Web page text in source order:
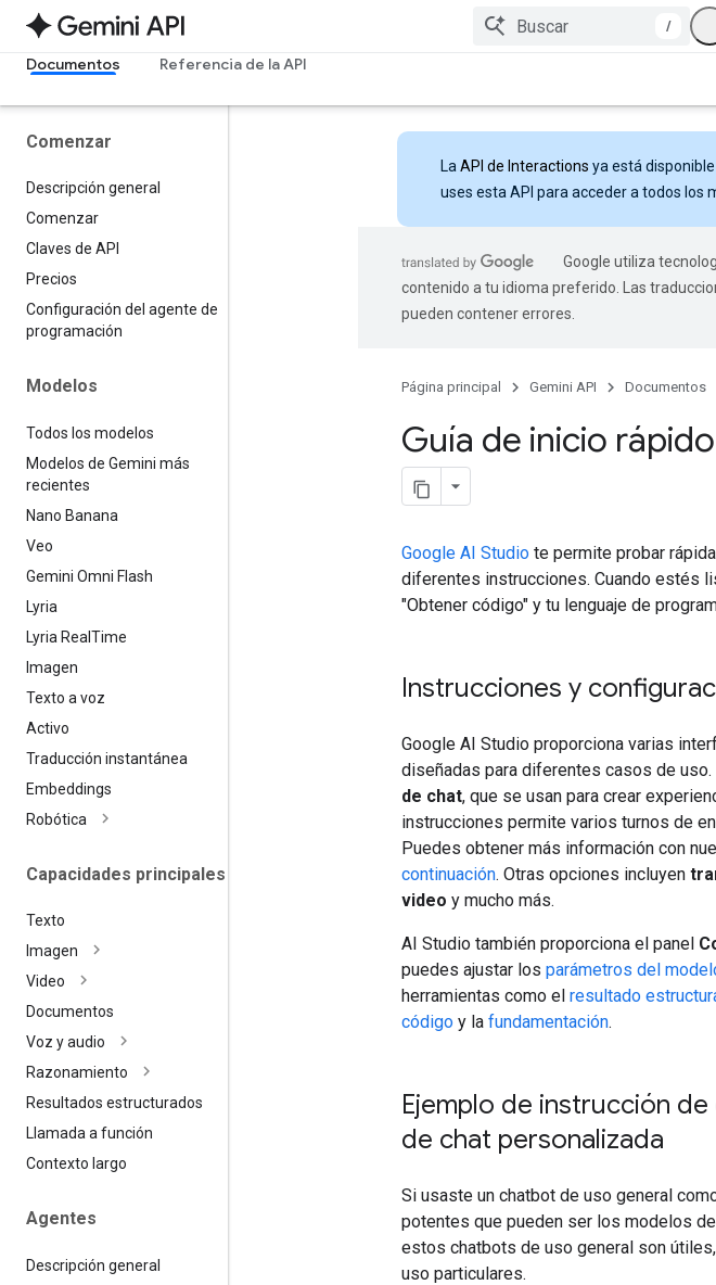
/
Documentos Referencia de la API
Comenzar
Descripción general
Comenzar
Claves de API
Precios
Configuración del agente de
programación
Modelos
Todos los modelos
Modelos de Gemini más
recientes
Nano Banana
Veo
Gemini Omni Flash
Lyria
Lyria Real Time
Imagen
Texto a voz
Activo
Traducción instantánea
Embeddings
Robótica
Capacidades principales
Texto
Imagen
Video
Documentos
Voz y audio
Razonamiento
Resultados estructurados
Llamada a función
Contexto largo
Agentes
Descripción general
La API de Interactions ya está
uses esta API para acceder a todos los
Google utiliza
contenido a tu idioma preferido. Las
pueden contener errores.
Página principal Gemini API Documentos
Guía de inicio
Google AI Studio te permite probar
diferentes instrucciones. Cuando estés
"Obtener código" y tu lenguaje de
Instrucciones y
Google AI Studio proporciona varias
diseñadas para diferentes casos de uso.
de chat, que se usan para crear
instrucciones permite varios turnos de
Puedes obtener más información con
continuación. Otras opciones incluyen
video y mucho más.
AI Studio también proporciona el panel
puedes ajustar los parámetros del
herramientas como el resultado
código y la fundamentación.
Ejemplo de instrucción
de chat personalizada
Si usaste un chatbot de uso general
potentes que pueden ser los modelos
estos chatbots de uso general son
uso particulares.